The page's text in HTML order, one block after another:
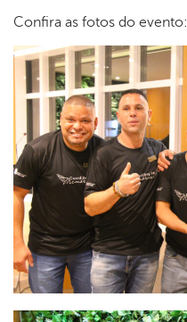
Confira as fotos do evento: